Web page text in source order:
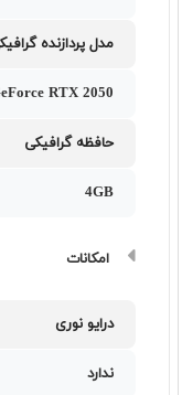
مدل پردازنده
RTX 2050
حافظه گرافیکی
4GB
امکانات
درایو نوری
ندارد